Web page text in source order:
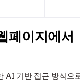
이지에서
AI 기반 접근 방식으